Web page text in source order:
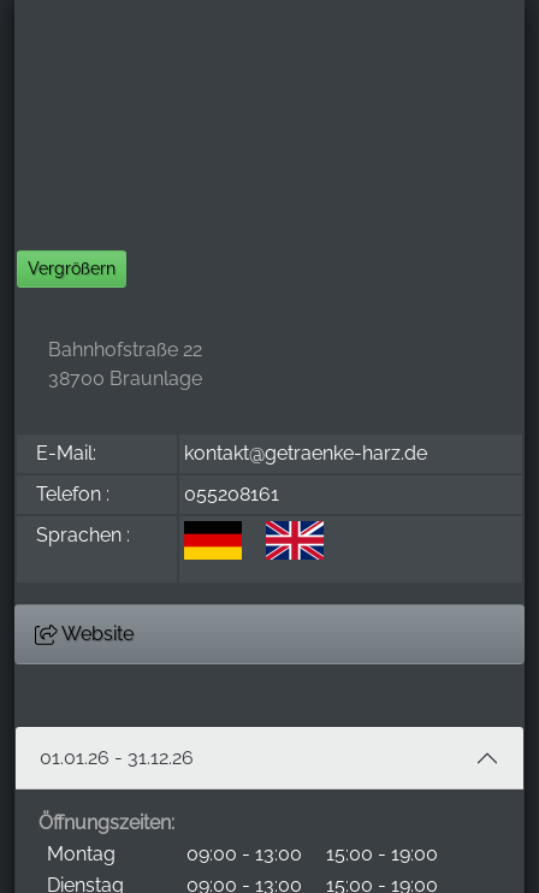
Vergrößern
Bahnhofstraße 22
38700 Braunlage
E-Mail:
kontakt@getraenke-harz.de
Telefon :
055208161
Sprachen :
Website
01.01.26 - 31.12.26
Öffnungszeiten:
Montag
09:00 - 13:00
15:00 - 19:00
Dienstag
09:00 - 13:00 15:00 - 19:00